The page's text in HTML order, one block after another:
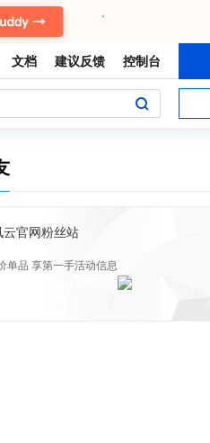
文档 建议反馈 控制台
云官网粉丝站
单品 享第一手活动信息